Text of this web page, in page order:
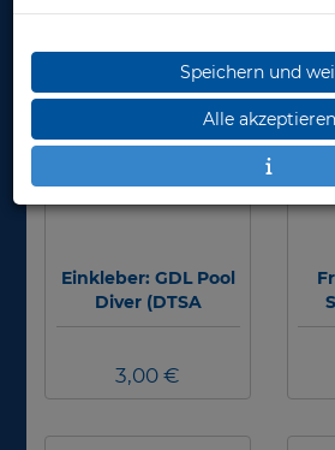
Einkleber: GDL Pool
Diver (DTSA
Grundtauchschein)
3,00 €
Speichern und
Alle akzeptieren